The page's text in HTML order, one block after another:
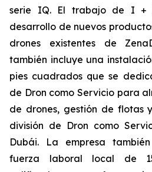
serie IQ. El trabajo de I +
desarrollo de nuevos
drones existentes de
también incluye una
pies cuadrados que se
de Dron como Servicio para
de drones, gestión de flotas
división de Dron como
Dubái. La empresa
fuerza laboral local de